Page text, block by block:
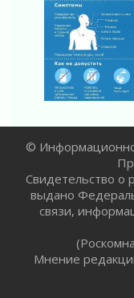
Ставка на
04 августа 2026
В Ленобласти
мобильного
04 августа 2026
04 августа 2026
Вниманию
Память, сталь
04 августа 2026
Регион
04 августа 2026
Никакого
©
Свидетельство
выдано
связи,
Мнение